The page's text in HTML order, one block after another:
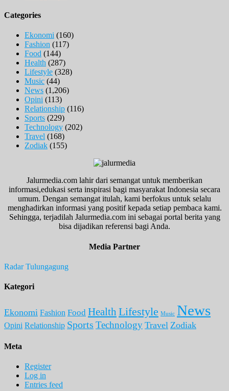
Categories
Ekonomi (160)
Fashion (117)
Food (144)
Health (287)
Lifestyle (328)
Music (44)
News (1,206)
Opini (113)
Relationship (116)
Sports (229)
Technology (202)
Travel (168)
Zodiak (155)
Jalurmedia.com lahir dari semangat untuk memberikan
informasi,edukasi serta inspirasi bagi masyarakat Indonesia secara
umum. Dengan semangat itulah, kami berfokus untuk selalu
menghadirkan informasi yang positif kepada setiap pembaca kami.
Sehingga, terjadilah Jalurmedia.com ini sebagai portal berita yang
bisa dijadikan referensi bagi Anda.
Media Partner
Radar Tulungagung
Kategori
Ekonomi Fashion Food Health Lifestyle Music News
Opini Relationship Sports Technology Travel Zodiak
Meta
Register
Log in
Entries feed